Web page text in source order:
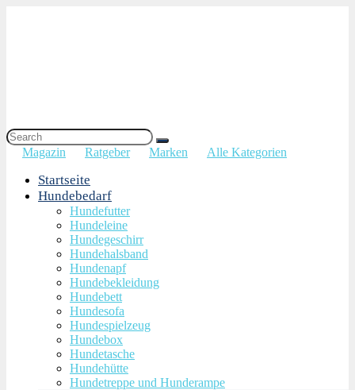
Magazin Ratgeber Marken Alle Kategorien
Startseite
Hundebedarf
Hundefutter
Hundeleine
Hundegeschirr
Hundehalsband
Hundenapf
Hundebekleidung
Hundebett
Hundesofa
Hundespielzeug
Hundebox
Hundetasche
Hundehütte
Hundetreppe und Hunderampe